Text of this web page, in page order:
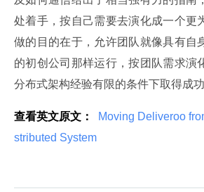
处着手，按自己需要去演化成一个更
做的目的在于，允许团队就像具有自
的初创公司那样运行，按团队需求演
分布式架构经验有限的条件下取得成功
查看英文原文：
Moving Deliveroo
stributed System